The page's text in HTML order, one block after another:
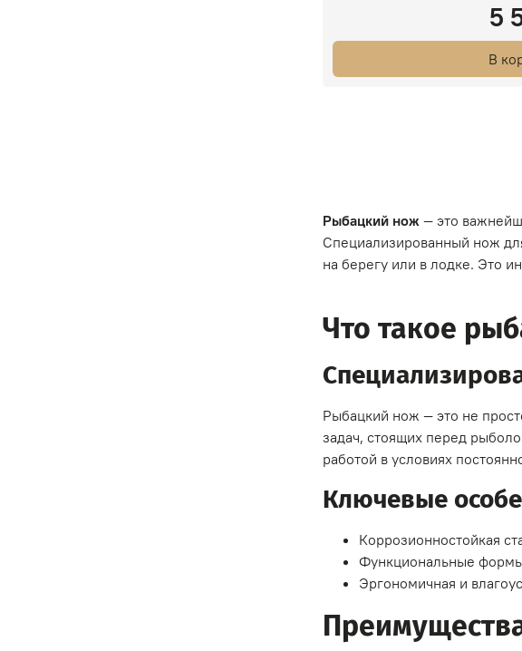
5
В
Рыбацкий нож — это
Специализированный нож
на берегу или в лодке. Это
Что такое
Рыбацкий нож — это не
задач, стоящих перед
работой в условиях
Ключевые
Коррозионностойкая
Функциональные формы
Эргономичная и